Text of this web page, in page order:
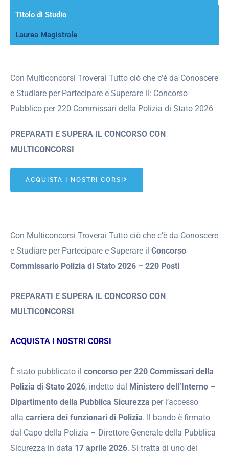
Titolo di Studio
Laurea Magistrale
Con Multiconcorsi Troverai Tutto ciò che c’è da Conoscere
e Studiare per Partecipare e Superare il: Concorso
Pubblico per 220 Commissari della Polizia di Stato 2026
PREPARATI E SUPERA IL CONCORSO CON
MULTICONCORSI
ACQUISTA I NOSTRI CORSI
Con Multiconcorsi Troverai Tutto ciò che c’è da Conoscere
e Studiare per Partecipare e Superare il Concorso
Commissario Polizia di Stato 2026 – 220 Posti
PREPARATI E SUPERA IL CONCORSO CON
MULTICONCORSI
ACQUISTA I NOSTRI CORSI
È stato pubblicato il concorso per 220 Commissari della
Polizia di Stato 2026, indetto dal
Ministero dell’Interno –
Dipartimento della Pubblica Sicurezza per l’accesso
alla carriera dei funzionari di Polizia. Il bando è firmato
dal Capo della Polizia – Direttore Generale della Pubblica
Sicurezza in data 17 aprile 2026. Si tratta di uno dei